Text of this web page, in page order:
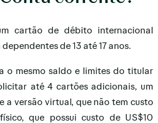
cartão de débito internacional
de 13 até 17 anos.
o mesmo saldo e limites do titular
até 4 cartões adicionais, um
a versão virtual, que não tem custo
que possui custo de US$10